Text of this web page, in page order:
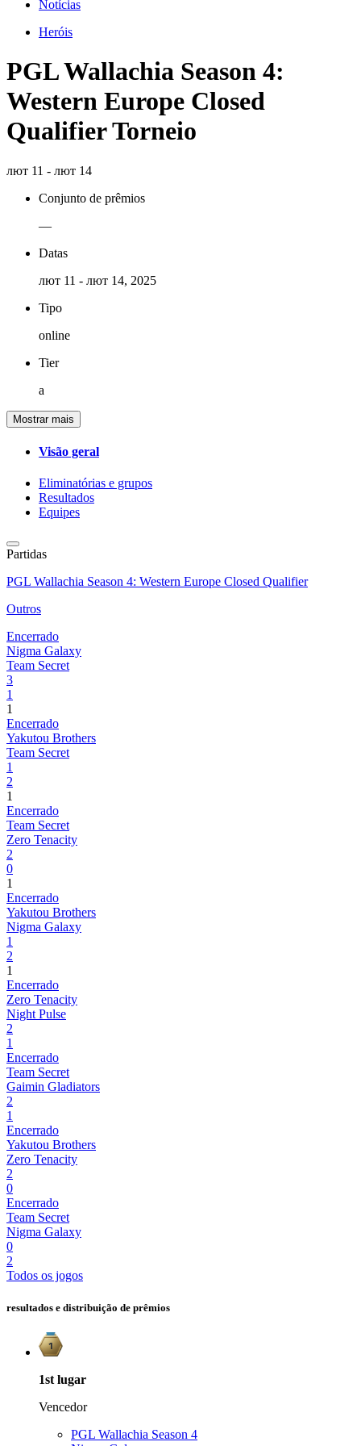
Notícias
Heróis
PGL Wallachia Season 4:
Western Europe Closed
Qualifier Torneio
лют 11 - лют 14
Conjunto de prêmios
—
Datas
лют 11 - лют 14, 2025
Tipo
online
Tier
a
Mostrar mais
Visão geral
Eliminatórias e grupos
Resultados
Equipes
Partidas
PGL Wallachia Season 4: Western Europe Closed Qualifier
Outros
Encerrado
Nigma Galaxy
Team Secret
3
1
1
Encerrado
Yakutou Brothers
Team Secret
1
2
1
Encerrado
Team Secret
Zero Tenacity
2
0
1
Encerrado
Yakutou Brothers
Nigma Galaxy
1
2
1
Encerrado
Zero Tenacity
Night Pulse
2
1
Encerrado
Team Secret
Gaimin Gladiators
2
1
Encerrado
Yakutou Brothers
Zero Tenacity
2
0
Encerrado
Team Secret
Nigma Galaxy
0
2
Todos os jogos
resultados e distribuição de prêmios
1st lugar
Vencedor
PGL Wallachia Season 4